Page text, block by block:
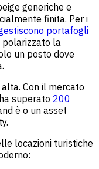
generiche e
finita. Per i
portafogli
la
un posto dove
Con il mercato
superato 200
è o un asset
locazioni turistiche